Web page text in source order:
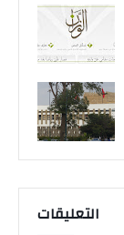
التعليقات